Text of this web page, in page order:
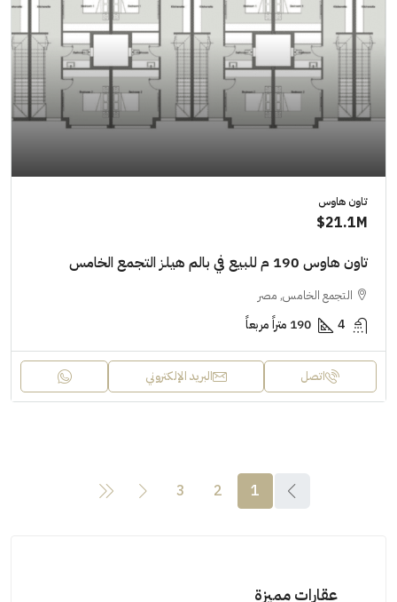
تاون هاوس
21.1M$
تاون هاوس 190 م للبيع في بالم هيلز التجمع الخامس
التجمع الخامس, مصر
4 190 متراً مربعاً
اتصل البريد الإلكتروني
1
2
3
عقارات مميزة